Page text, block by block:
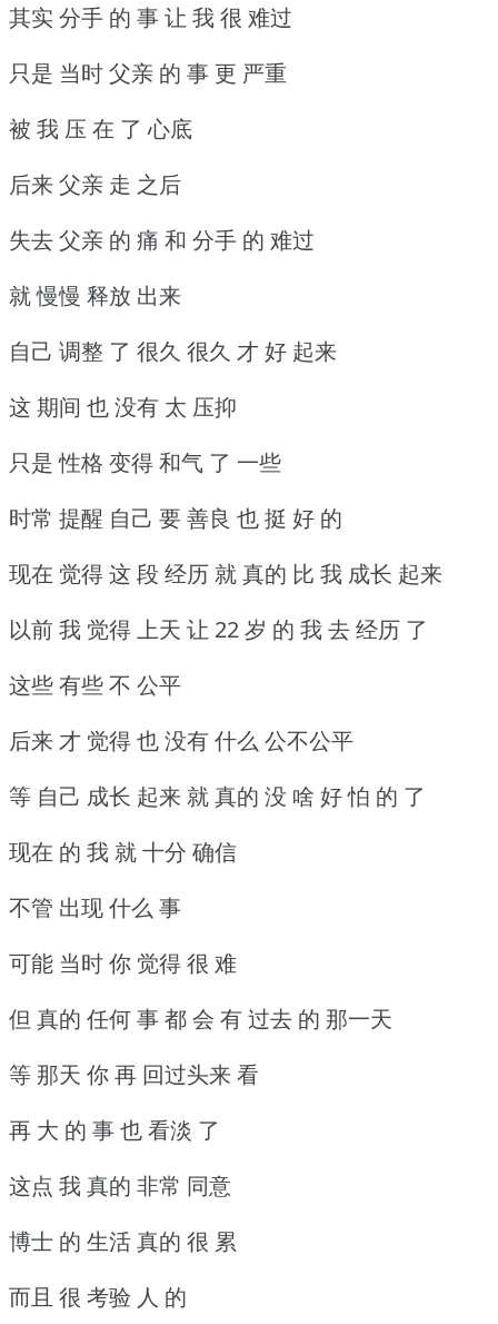
其实 分手 的 事 让 我 很 难过
只是 当时 父亲 的 事 更 严重
被 我 压 在 了 心底
后来 父亲 走 之后
失去 父亲 的 痛 和 分手 的 难过
就 慢慢 释放 出来
自己 调整 了 很久 很久 才 好 起来
这 期间 也 没有 太 压抑
只是 性格 变得 和气 了 一些
时常 提醒 自己 要 善良 也 挺 好 的
现在 觉得 这 段 经历 就 真的 比 我 成长 起来
以前 我 觉得 上天 让 22 岁 的 我 去 经历 了
这些 有些 不 公平
后来 才 觉得 也 没有 什么 公不公平
等 自己 成长 起来 就 真的 没 啥 好 怕 的 了
现在 的 我 就 十分 确信
不管 出现 什么 事
可能 当时 你 觉得 很 难
但 真的 任何 事 都 会 有 过去 的 那一天
等 那天 你 再 回过头来 看
再 大 的 事 也 看淡 了
这点 我 真的 非常 同意
博士 的 生活 真的 很 累
而且 很 考验 人 的